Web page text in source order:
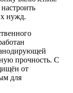
нужд.
прочность. С
от
для